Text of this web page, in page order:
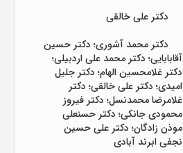
دکتر علی‌ خالقی‌
دکتر محمد آشوری؛ دکتر حسین
آقابابایی؛ دکتر محمد علی اردبیلی؛
دکتر غلامحسین الهام؛ دکتر جلیل
امیدی؛ دکتر علی‌ خالقی‌؛ دکتر
غلامرضا محمدنسل؛ دکتر فیروز
محمودی جانکی؛ دکتر حسنعلی
موذن زادگان؛ دکتر علی حسین
نجفی ابرند آبادی